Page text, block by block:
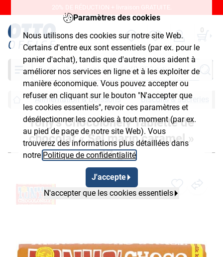
Paramètres des cookies
Nous utilisons des cookies sur notre site Web.
Certains d'entre eux sont essentiels (par ex. pour le
panier d'achat), tandis que d'autres nous aident à
améliorer nos services en ligne et à les exploiter de
manière économique. Vous pouvez accepter ou
refuser en cliquant sur le bouton "N'accepter que
les cookies essentiels", revoir ces paramètres et
désélectionner les cookies à tout moment (par ex.
au pied de page de notre site Web). Vous
trouverez des informations plus détaillées dans
notre Politique de confidentialité
J'accepte
N'accepter que les cookies essentiels
20% DE RÉDUCTION + livraison GRATUITE.
0
Chercher
Alimentation & Boissons Biscuits & sucreries
Tony's Chocolonely Tablette de
chocolat « Sel marin caramel »
47 g